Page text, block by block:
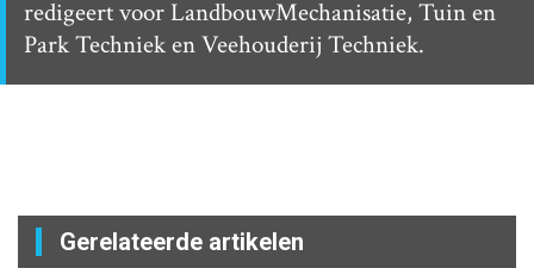
redigeert voor LandbouwMechanisatie, Tuin en
Park Techniek en Veehouderij Techniek.
Gerelateerde artikelen